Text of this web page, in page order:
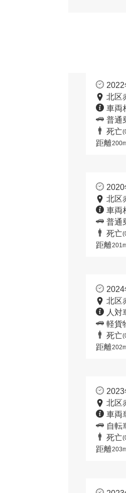
北区
車両
普通
死亡
距離
北区
車両
普通
死亡
距離
北区
人対
軽貨
死亡
距離
北区
車両
自転
死亡
距離